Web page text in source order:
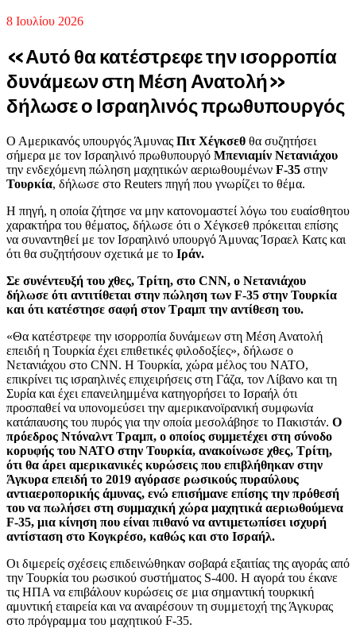
8 Ιουλίου 2026
«Αυτό θα κατέστρεφε την ισορροπία
δυνάμεων στη Μέση Ανατολή»
δήλωσε ο Ισραηλινός πρωθυπουργός
Ο Αμερικανός υπουργός Άμυνας Πιτ Χέγκσεθ θα συζητήσει
σήμερα με τον Ισραηλινό πρωθυπουργό Μπενιαμίν Νετανιάχου
την ενδεχόμενη πώληση μαχητικών αεριωθουμένων F-35 στην
Τουρκία, δήλωσε στο Reuters πηγή που γνωρίζει το θέμα.
Η πηγή, η οποία ζήτησε να μην κατονομαστεί λόγω του ευαίσθητου
χαρακτήρα του θέματος, δήλωσε ότι ο Χέγκσεθ πρόκειται επίσης
να συναντηθεί με τον Ισραηλινό υπουργό Άμυνας Ίσραελ Κατς και
ότι θα συζητήσουν σχετικά με το Ιράν.
Σε συνέντευξή του χθες, Τρίτη, στο CNN, ο Νετανιάχου
δήλωσε ότι αντιτίθεται στην πώληση των F-35 στην Τουρκία
και ότι κατέστησε σαφή στον Τραμπ την αντίθεση του.
«Θα κατέστρεφε την ισορροπία δυνάμεων στη Μέση Ανατολή
επειδή η Τουρκία έχει επιθετικές φιλοδοξίες», δήλωσε ο
Νετανιάχου στο CNN. Η Τουρκία, χώρα μέλος του ΝΑΤΟ,
επικρίνει τις ισραηλινές επιχειρήσεις στη Γάζα, τον Λίβανο και τη
Συρία και έχει επανειλημμένα κατηγορήσει το Ισραήλ ότι
προσπαθεί να υπονομεύσει την αμερικανοϊρανική συμφωνία
κατάπαυσης του πυρός για την οποία μεσολάβησε το Πακιστάν. Ο
πρόεδρος Ντόναλντ Τραμπ, ο οποίος συμμετέχει στη σύνοδο
κορυφής του ΝΑΤΟ στην Τουρκία, ανακοίνωσε χθες, Τρίτη,
ότι θα άρει αμερικανικές κυρώσεις που επιβλήθηκαν στην
Άγκυρα επειδή το 2019 αγόρασε ρωσικούς πυραύλους
αντιαεροπορικής άμυνας, ενώ επισήμανε επίσης την πρόθεσή
του να πωλήσει στη συμμαχική χώρα μαχητικά αεριωθούμενα
F-35, μια κίνηση που είναι πιθανό να αντιμετωπίσει ισχυρή
αντίσταση στο Κογκρέσο, καθώς και στο Ισραήλ.
Οι διμερείς σχέσεις επιδεινώθηκαν σοβαρά εξαιτίας της αγοράς από
την Τουρκία του ρωσικού συστήματος S-400. Η αγορά του έκανε
τις ΗΠΑ να επιβάλουν κυρώσεις σε μια σημαντική τουρκική
αμυντική εταιρεία και να αναιρέσουν τη συμμετοχή της Άγκυρας
στο πρόγραμμα του μαχητικού F-35.